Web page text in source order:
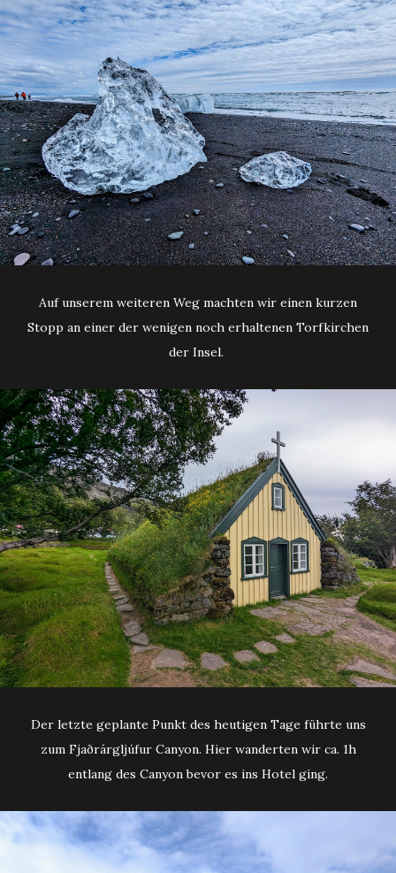
Auf unserem weiteren Weg machten wir einen kurzen
Stopp an einer der wenigen noch erhaltenen Torfkirchen
der Insel.
Der letzte geplante Punkt des heutigen Tage führte uns
zum Fjaðrárgljúfur Canyon. Hier wanderten wir ca. 1h
entlang des Canyon bevor es ins Hotel ging.